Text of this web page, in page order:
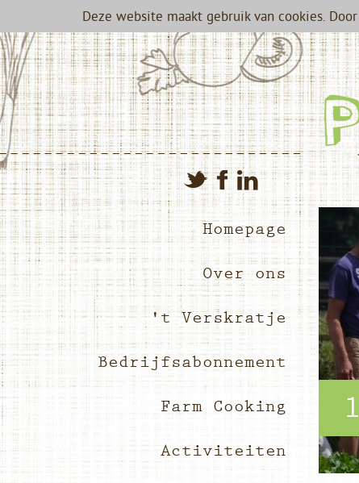
Deze website maakt gebruik van cookies.
Homepage
Over ons
't Verskratje
Bedrijfsabonnement
Farm Cooking
Activiteiten